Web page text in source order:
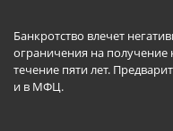
Банкротство влечет
ограничения на получение
течение пяти лет.
и в МФЦ.